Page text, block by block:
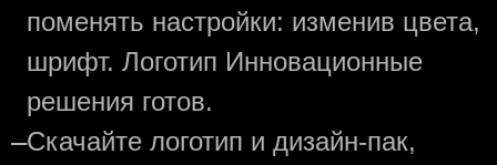
поменять настройки: изменив цвета,
шрифт. Логотип Инновационные
решения готов.
—Скачайте логотип и дизайн-пак,